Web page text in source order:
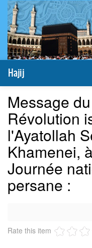
Hajij
Message
Révolution
l'Ayatollah
Khamenei,
Journée
persane :
Rate this item